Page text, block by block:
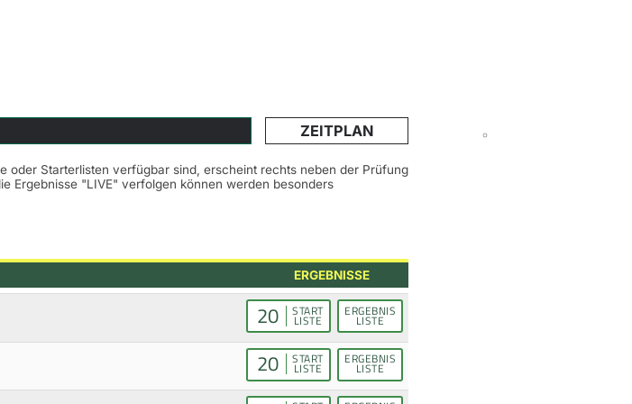
ZEITPLAN
oder Starterlisten verfügbar sind, erscheint rechts neben der Prüfung
Ergebnisse "LIVE" verfolgen können werden besonders
ERGEBNISSE
20 START
LISTE
ERGEBNIS
LISTE
20 START
LISTE
ERGEBNIS
LISTE